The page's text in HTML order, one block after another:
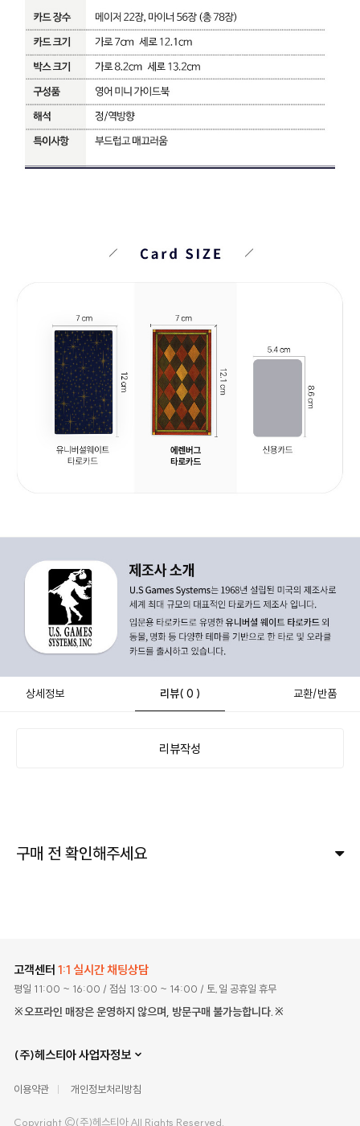
상세정보 리뷰( 0 ) 교환/반품
리뷰작성
구매 전 확인해주세요
고객센터 1:1 실시간 채팅상담
평일 11:00 ~ 16:00 / 점심 13:00 ~ 14:00 / 토,일 공휴일 휴무
※오프라인 매장은 운영하지 않으며, 방문구매 불가능합니다.※
(주)헤스티아 사업자정보
이용약관 개인정보처리방침
Copyright ©(주)헤스티아 All Rights Reserved.